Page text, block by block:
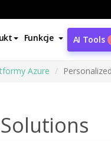
Funkcje AI Tools
Azure